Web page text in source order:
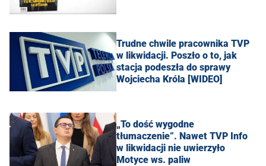
Trudne chwile pracownika TVP
w likwidacji. Poszło o to, jak
stacja podeszła do sprawy
Wojciecha Króla [WIDEO]
„To dość wygodne
tłumaczenie”. Nawet TVP Info
w likwidacji nie uwierzyło
Motyce ws. paliw